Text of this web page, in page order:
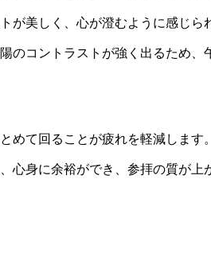
が美しく、心が澄むように感じら
のコントラストが強く出るため、
めて回ることが疲れを軽減します
心身に余裕ができ、参拝の質が上